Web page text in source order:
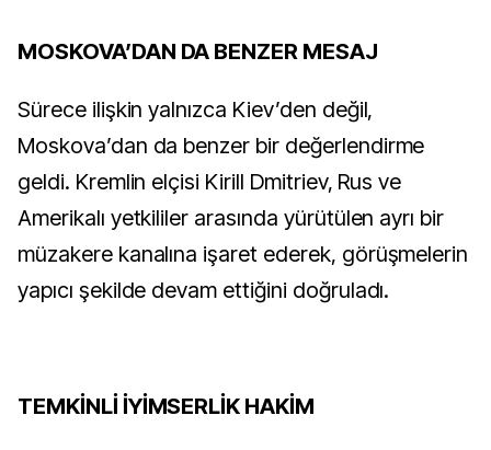
MOSKOVA’DAN DA BENZER MESAJ
Sürece ilişkin yalnızca Kiev’den değil,
Moskova’dan da benzer bir değerlendirme
geldi. Kremlin elçisi Kirill Dmitriev, Rus ve
Amerikalı yetkililer arasında yürütülen ayrı bir
müzakere kanalına işaret ederek, görüşmelerin
yapıcı şekilde devam ettiğini doğruladı.
TEMKİNLİ İYİMSERLİK HAKİM